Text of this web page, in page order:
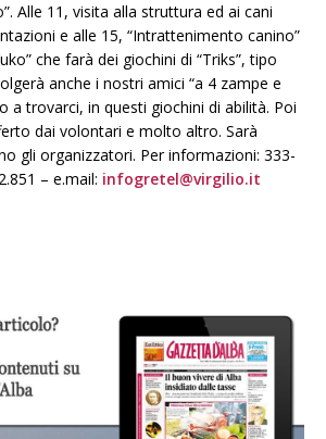
Alle 11, visita alla struttura ed ai cani
e alle 15, “Intrattenimento canino”
che farà dei giochini di “Triks”, tipo
anche i nostri amici “a 4 zampe e
a trovarci, in questi giochini di abilità. Poi
dai volontari e molto altro. Sarà
gli organizzatori. Per informazioni: 333-
– e.mail: infogretel@virgilio.it